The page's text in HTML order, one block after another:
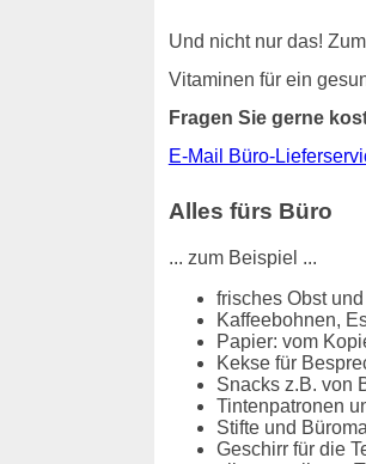
Und nicht nur das!
Vitaminen für ein
Fragen Sie gerne
E-Mail Büro-
Alles fürs Büro
... zum Beispiel ...
frisches Obst
Kaffeebohnen,
Papier: vom
Kekse für
Snacks z.B. von
Tintenpatronen
Stifte und
Geschirr für die